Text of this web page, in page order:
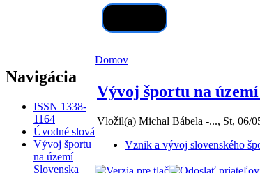
Navigácia
ISSN 1338-
1164
Úvodné slová
Vývoj športu
na území
Slovenska
Domov
Vývoj športu na
Vložil(a) Michal Bábela -..., St, 06/
Vznik a vývoj slovenského